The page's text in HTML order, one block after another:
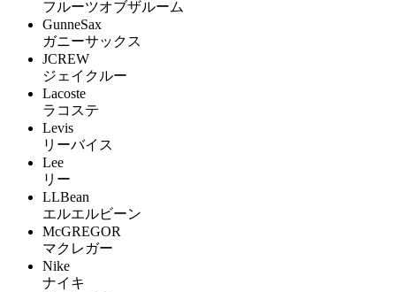
フルーツオブザルーム
GunneSax
ガニーサックス
JCREW
ジェイクルー
Lacoste
ラコステ
Levis
リーバイス
Lee
リー
LLBean
エルエルビーン
McGREGOR
マクレガー
Nike
ナイキ